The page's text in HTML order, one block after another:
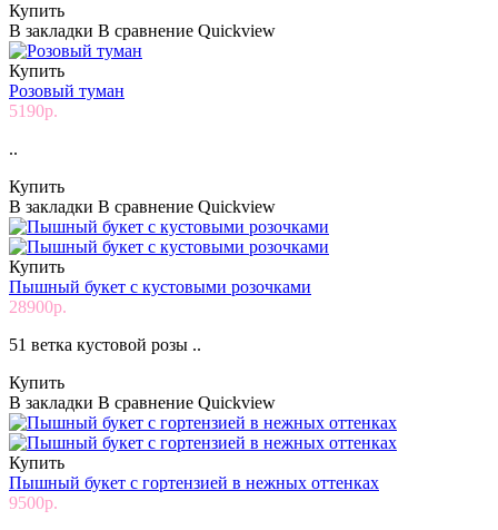
Купить
В закладки В сравнение Quickview
Купить
Розовый туман
5190р.
..
Купить
В закладки В сравнение Quickview
Купить
Пышный букет с кустовыми розочками
28900р.
51 ветка кустовой розы ..
Купить
В закладки В сравнение Quickview
Купить
Пышный букет с гортензией в нежных оттенках
9500р.